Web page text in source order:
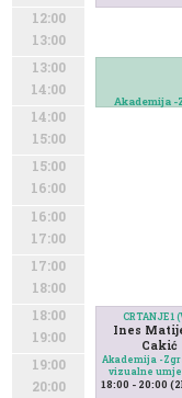
12:00
13:00
13:00
14:00
14:00
15:00
15:00
16:00
16:00
17:00
17:00
18:00
18:00
19:00
19:00
20:00
Akademija -
CRTANJE 1
Ines
Cakić
Akademija -
vizualne
18:00 - 20:00